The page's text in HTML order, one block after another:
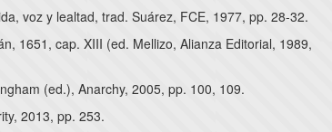
voz y lealtad, trad. Suárez, FCE, 1977, pp. 28-32.
1651, cap. XIII (ed. Mellizo, Alianza Editorial, 1989,
(ed.), Anarchy, 2005, pp. 100, 109.
2013, pp. 253.